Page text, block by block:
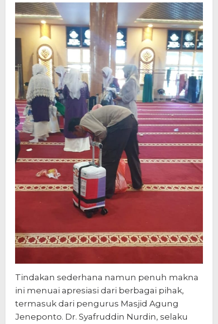
Tindakan sederhana namun penuh makna
ini menuai apresiasi dari berbagai pihak,
termasuk dari pengurus Masjid Agung
Jeneponto. Dr. Syafruddin Nurdin, selaku